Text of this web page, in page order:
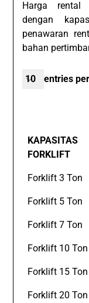
Harga rental
dengan
penawaran
bahan
entries
KAPASITAS
FORKLIFT
Forklift 3 Ton
Forklift 5 Ton
Forklift 7 Ton
Forklift 10 Ton
Forklift 15 Ton
Forklift 20 Ton